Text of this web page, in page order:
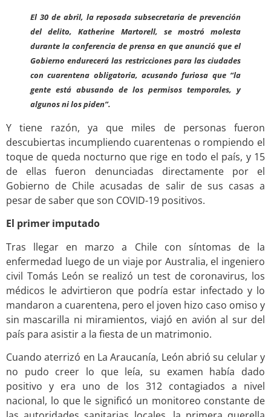
El 30 de abril, la reposada subsecretaria de prevención
del delito, Katherine Martorell, se mostró molesta
durante la conferencia de prensa en que anunció que el
Gobierno endurecerá las restricciones para las ciudades
con cuarentena obligatoria, acusando furiosa que “la
gente está abusando de los permisos temporales, y
algunos ni los piden”.
Y tiene razón, ya que miles de personas fueron
descubiertas incumpliendo cuarentenas o rompiendo el
toque de queda nocturno que rige en todo el país, y 15
de ellas fueron denunciadas directamente por el
Gobierno de Chile acusadas de salir de sus casas a
pesar de saber que son COVID-19 positivos.
El primer imputado
Tras llegar en marzo a Chile con síntomas de la
enfermedad luego de un viaje por Australia, el ingeniero
civil Tomás León se realizó un test de coronavirus, los
médicos le advirtieron que podría estar infectado y lo
mandaron a cuarentena, pero el joven hizo caso omiso y
sin mascarilla ni miramientos, viajó en avión al sur del
país para asistir a la fiesta de un matrimonio.
Cuando aterrizó en La Araucanía, León abrió su celular y
no pudo creer lo que leía, su examen había dado
positivo y era uno de los 312 contagiados a nivel
nacional, lo que le significó un monitoreo constante de